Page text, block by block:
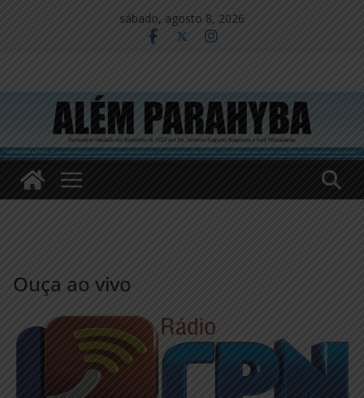
sábado, agosto 8, 2026
Ouça ao vivo